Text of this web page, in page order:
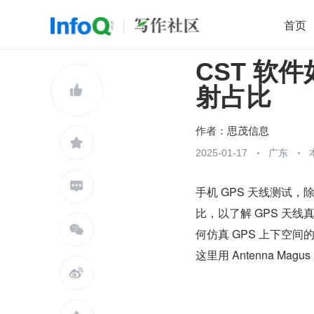
首页
开源 架构
前端 团队管理





CST 软件
射占比
作者： 思茂信息
2025-01-17 广东
手机 GPS 天线测试，
比，以了解 GPS 天线
何仿真 GPS 上下空间
这里用 Antenna